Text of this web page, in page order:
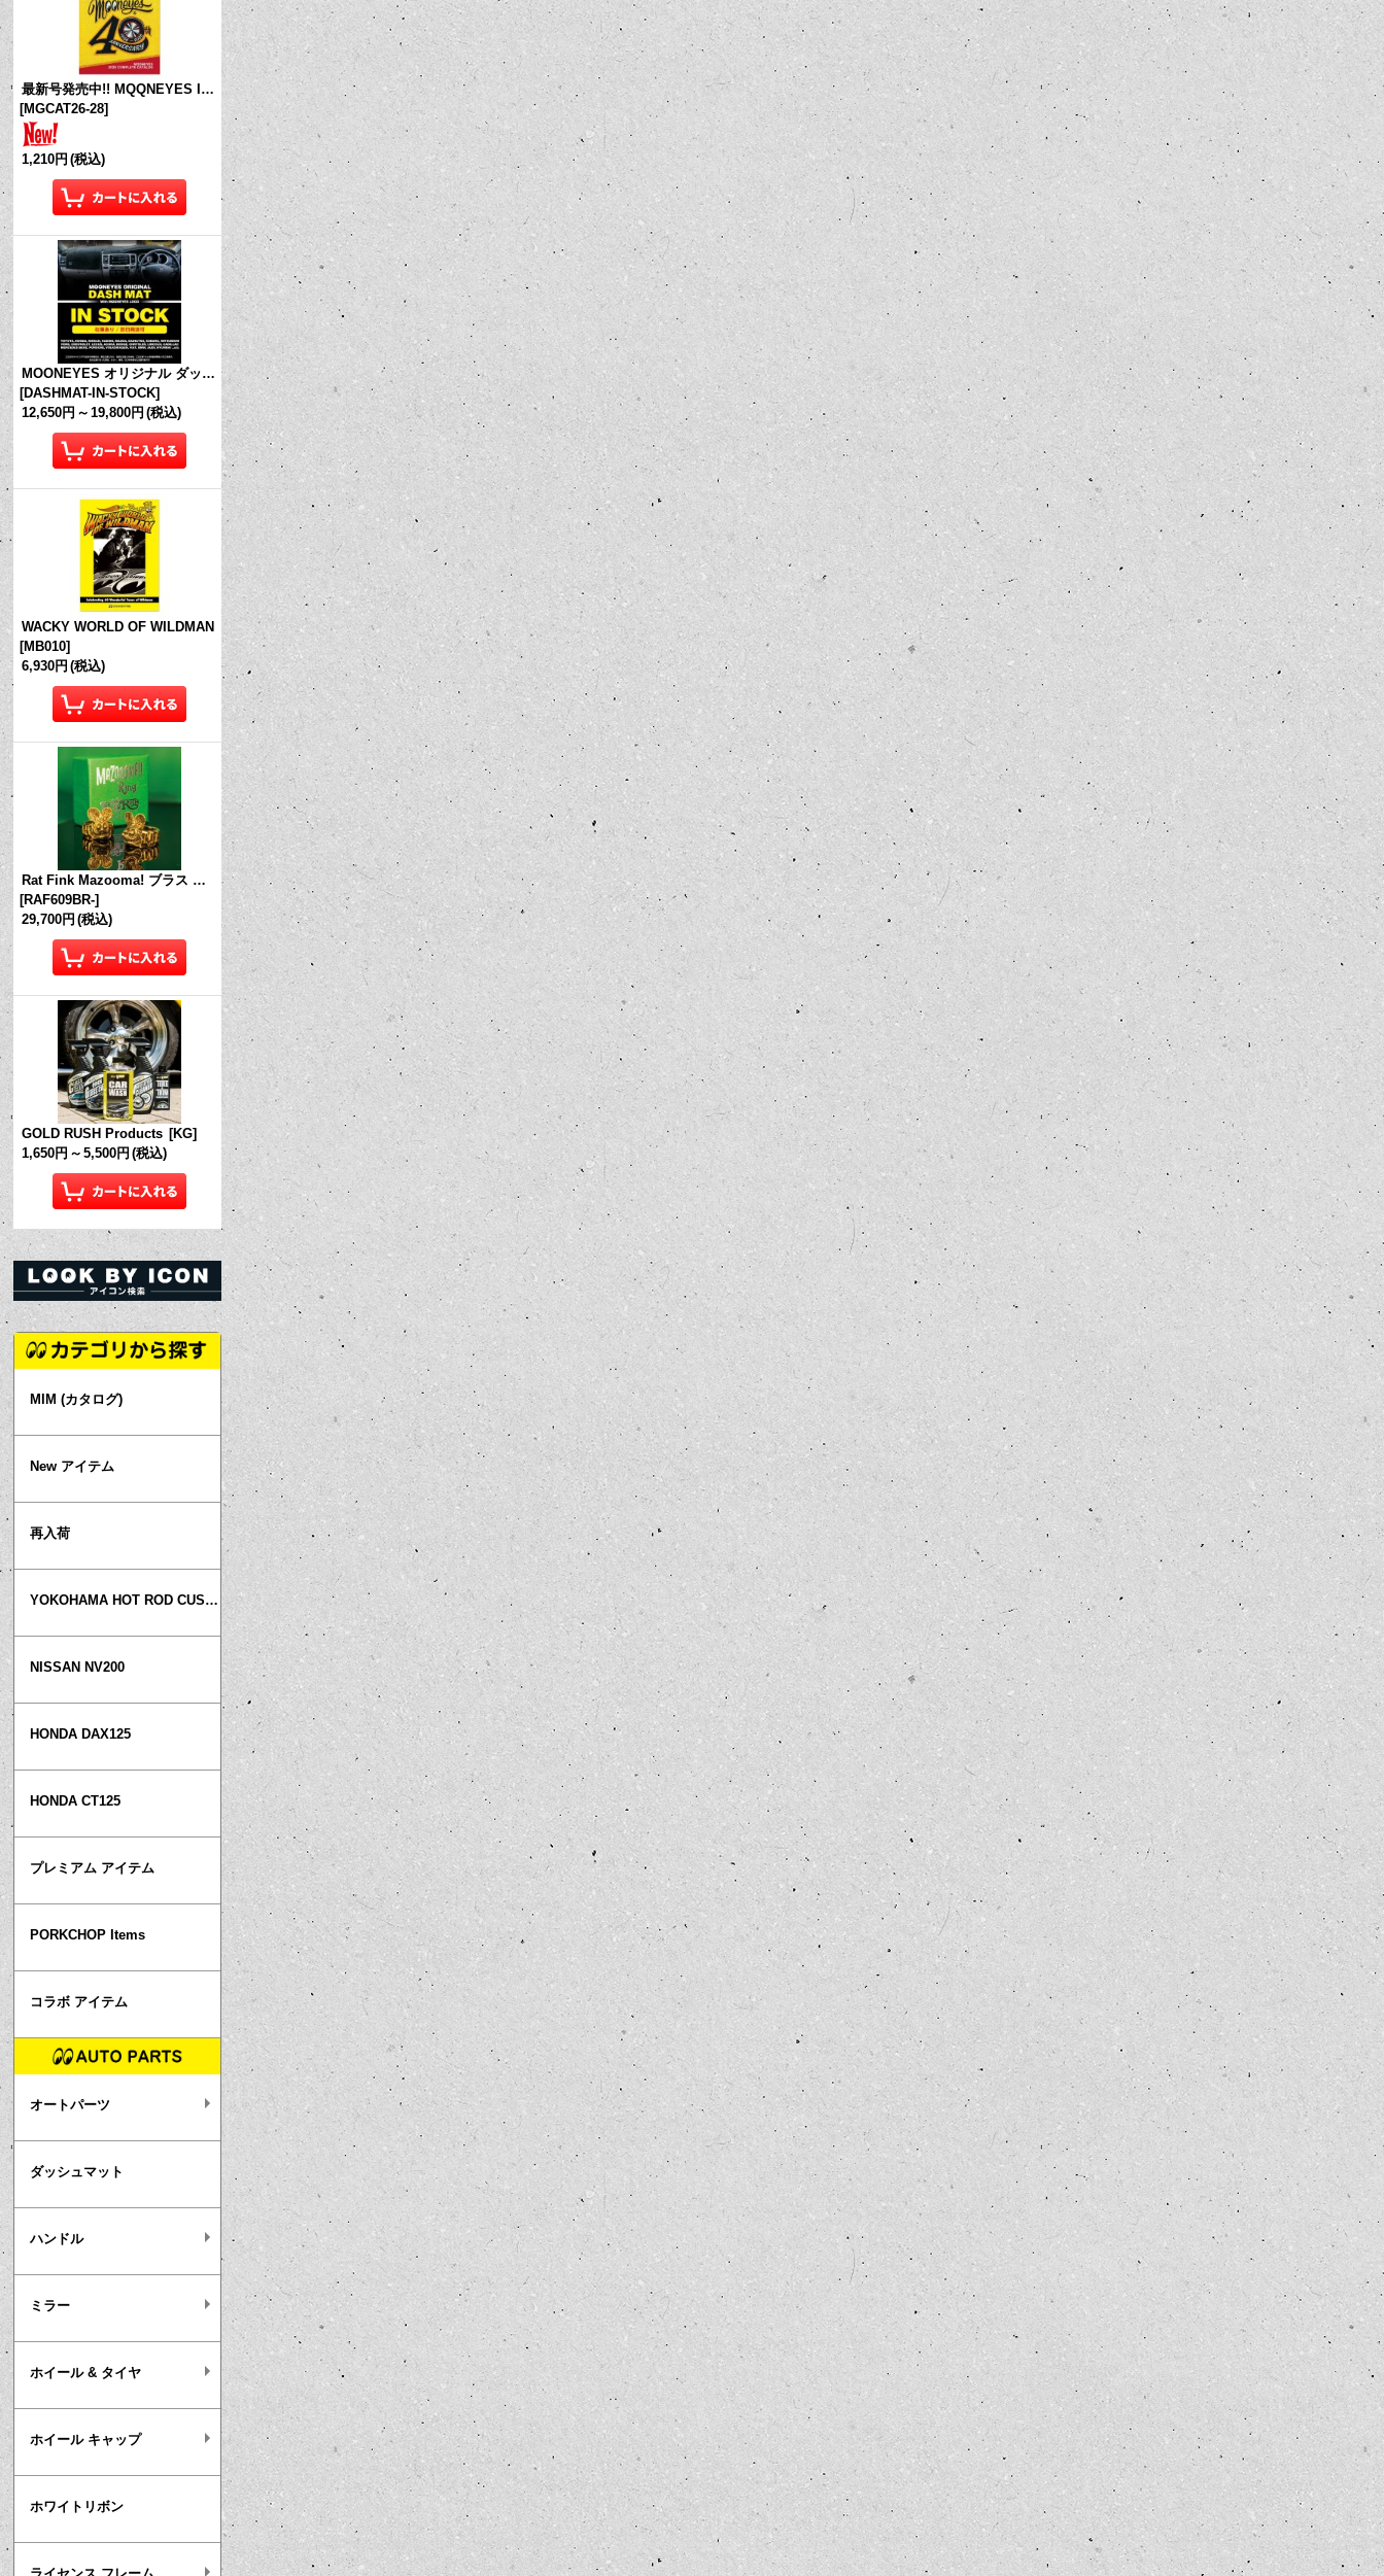
最新号発売中!! MQQNEYES International Magazine No.28 2026
[MGCAT26-28]
1,210円 (税込)
MOONEYES オリジナル ダッシュマット (in Stock!)
[DASHMAT-IN-STOCK]
12,650円 ～ 19,800円 (税込)
WACKY WORLD OF WILDMAN
[MB010]
6,930円 (税込)
Rat Fink Mazooma! ブラス リング
[RAF609BR-]
29,700円 (税込)
GOLD RUSH Products [KG]
1,650円 ～ 5,500円 (税込)
MIM (カタログ)
New アイテム
再入荷
YOKOHAMA HOT ROD CUSTOM SHOW
NISSAN NV200
HONDA DAX125
HONDA CT125
プレミアム アイテム
PORKCHOP Items
コラボ アイテム
オートパーツ
ダッシュマット
ハンドル
ミラー
ホイール & タイヤ
ホイール キャップ
ホワイトリボン